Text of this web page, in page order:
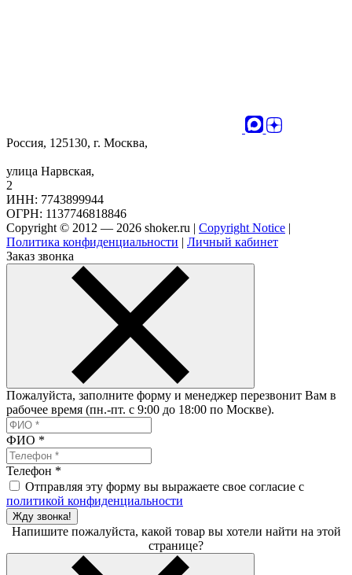
Россия, 125130, г. Москва,
улица Нарвская,
2
ИНН: 7743899944
ОГРН: 1137746818846
Copyright © 2012 — 2026 shoker.ru | Copyright Notice |
Политика конфиденциальности | Личный кабинет
Заказ звонка
Пожалуйста, заполните форму и менеджер перезвонит Вам в
рабочее время (пн.-пт. с 9:00 до 18:00 по Москве).
ФИО *
Телефон *
Отправляя эту форму вы выражаете свое согласие с
политикой конфиденциальности
Жду звонка!
Напишите пожалуйста, какой товар вы хотели найти на этой
странице?